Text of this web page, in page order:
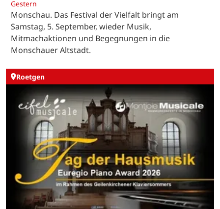
Gestern
Monschau. Das Festival der Vielfalt bringt am
Samstag, 5. September, wieder Musik,
Mitmachaktionen und Begegnungen in die
Monschauer Altstadt.
Roetgen